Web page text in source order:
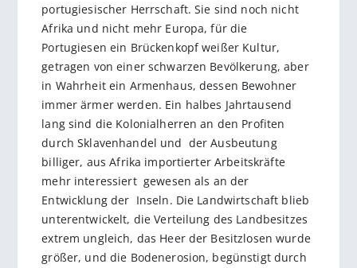
portugiesischer Herrschaft. Sie sind noch nicht
Afrika und nicht mehr Europa, für die
Portugiesen ein Brückenkopf weißer Kultur,
getragen von einer schwarzen Bevölkerung, aber
in Wahrheit ein Armenhaus, dessen Bewohner
immer ärmer werden. Ein halbes Jahrtausend
lang sind die Kolonialherren an den Profiten
durch Sklavenhandel und der Ausbeutung
billiger, aus Afrika importierter Arbeitskräfte
mehr interessiert gewesen als an der
Entwicklung der Inseln. Die Landwirtschaft blieb
unterentwickelt, die Verteilung des Landbesitzes
extrem ungleich, das Heer der Besitzlosen wurde
größer, und die Bodenerosion, begünstigt durch